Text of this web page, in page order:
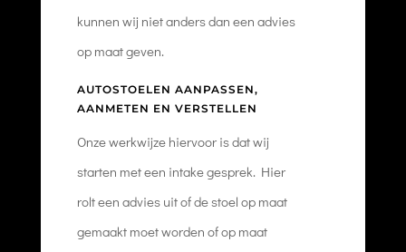
kunnen wij niet anders dan een advies
op maat geven.
AUTOSTOELEN AANPASSEN,
AANMETEN EN VERSTELLEN
Onze werkwijze hiervoor is dat wij
starten met een intake gesprek. Hier
rolt een advies uit of de stoel op maat
gemaakt moet worden of op maat